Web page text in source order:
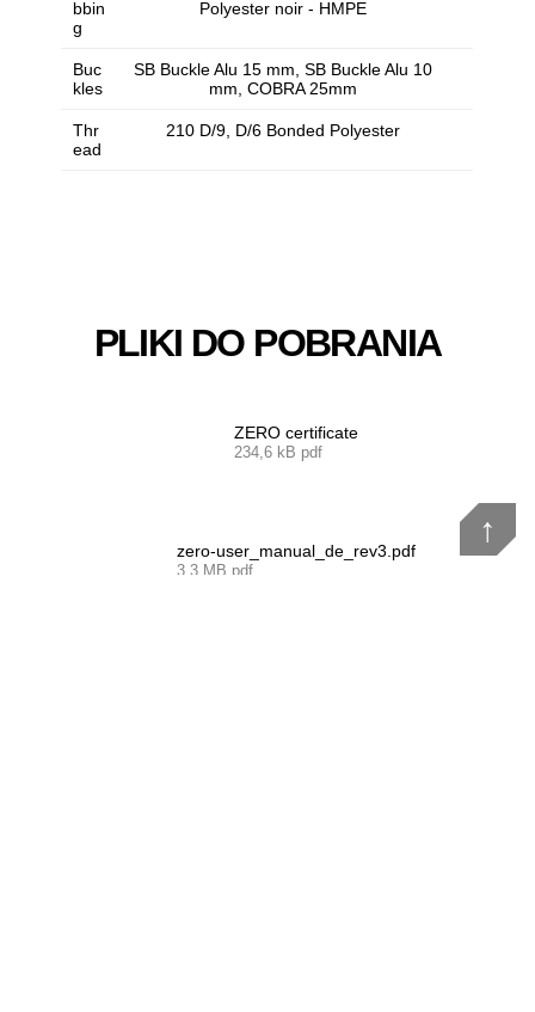
bbin
g
Polyester noir - HMPE
Buc
kles
SB Buckle Alu 15 mm, SB Buckle Alu 10
mm, COBRA 25mm
Thr
ead
210 D/9, D/6 Bonded Polyester
PLIKI DO POBRANIA
ZERO certificate
234,6 kB pdf
zero-user_manual_de_rev3.pdf
3,3 MB pdf
↑